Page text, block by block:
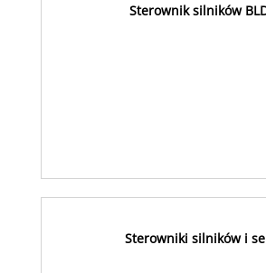
Sterownik silników
Sterowniki silników i